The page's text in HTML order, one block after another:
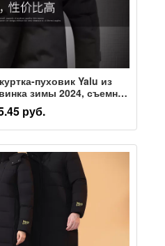
пуховик Yalu из
зимы 2024, съемная
куртка на белом утином
руб.